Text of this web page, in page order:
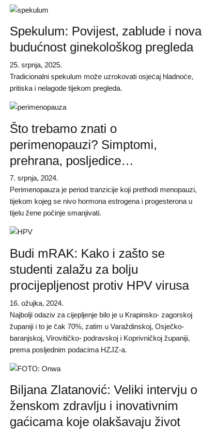
Spekulum: Povijest, zablude i nova
budućnost ginekološkog pregleda
25. srpnja, 2025.
Tradicionalni spekulum može uzrokovati osjećaj hladnoće,
pritiska i nelagode tijekom pregleda.
Što trebamo znati o
perimenopauzi? Simptomi,
prehrana, posljedice…
7. srpnja, 2024.
Perimenopauza je period tranzicije koji prethodi menopauzi,
tijekom kojeg se nivo hormona estrogena i progesterona u
tijelu žene počinje smanjivati.
Budi mRAK: Kako i zašto se
studenti zalažu za bolju
procijepljenost protiv HPV virusa
16. ožujka, 2024.
Najbolji odaziv za cijepljenje bilo je u Krapinsko- zagorskoj
županiji i to je čak 70%, zatim u Varaždinskoj, Osječko-
baranjskoj, Virovitičko- podravskoj i Koprivničkoj županiji,
prema posljednim podacima HZJZ-a.
Biljana Zlatanović: Veliki intervju o
ženskom zdravlju i inovativnim
gaćicama koje olakšavaju život